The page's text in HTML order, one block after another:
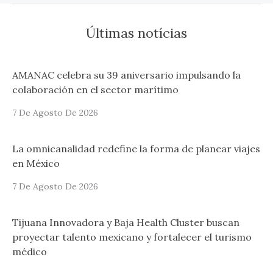
Últimas notícias
AMANAC celebra su 39 aniversario impulsando la
colaboración en el sector marítimo
7 De Agosto De 2026
La omnicanalidad redefine la forma de planear viajes
en México
7 De Agosto De 2026
Tijuana Innovadora y Baja Health Cluster buscan
proyectar talento mexicano y fortalecer el turismo
médico